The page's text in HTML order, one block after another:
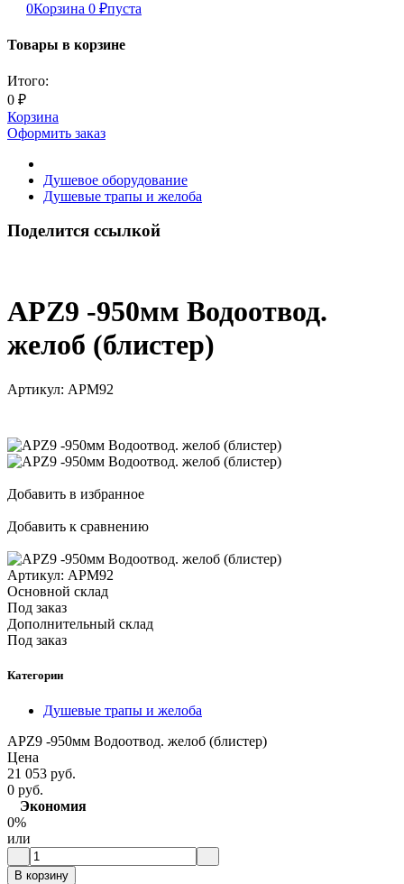
0Корзина 0 ₽пуста
Товары в корзине
Итого:
0 ₽
Корзина
Оформить заказ
Душевое оборудование
Душевые трапы и желоба
Поделится ссылкой
APZ9 -950мм Водоотвод.
желоб (блистер)
Артикул: АРМ92
Добавить в избранное
Добавить к сравнению
Артикул: АРМ92
Основной склад
Под заказ
Дополнительный склад
Под заказ
Категории
Душевые трапы и желоба
APZ9 -950мм Водоотвод. желоб (блистер)
Цена
21 053 руб.
0 руб.
Экономия
0%
или
В корзину